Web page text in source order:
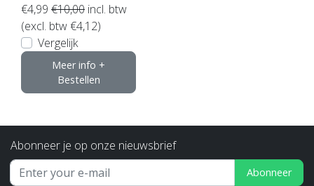
€4,99 €10,00 incl. btw
(excl. btw €4,12)
Vergelijk
Meer info +
Bestellen
Abonneer je op onze nieuwsbrief
Abonneer